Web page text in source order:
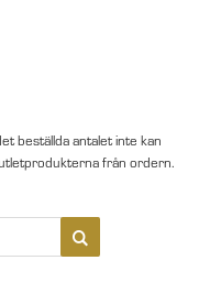
beställda antalet inte kan
från ordern.